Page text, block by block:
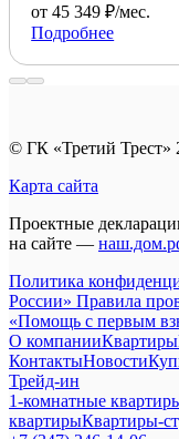
от 45 349 ₽/мес.
Подробнее
© ГК «Третий Трест»
Карта сайта
Проектные
на сайте —
Политика
России» Правила
«Помощь с первым
О компанииКвартиры
КонтактыНовости
Трейд-ин
1-комнатные
квартирыКвартиры-